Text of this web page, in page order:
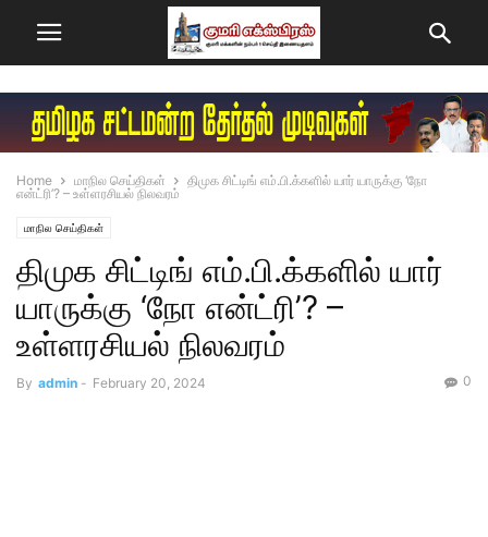
Home மாநில செய்திகள்
திமுக சிட்டிங் எம்.பி.க்களில் யார் யாருக்கு ‘நோ
என்ட்ரி’? – உள்ளரசியல் நிலவரம்
மாநில செய்திகள்
திமுக சிட்டிங் எம்.பி.க்களில் யார்
யாருக்கு ‘நோ என்ட்ரி’? –
உள்ளரசியல் நிலவரம்
By admin - February 20, 2024 0